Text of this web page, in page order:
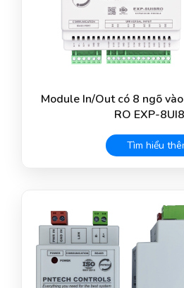
Module In/Out có 8 ngõ
RO EXP-
Tìm hiểu